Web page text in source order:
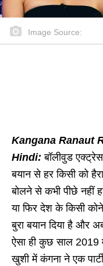
Image Source:
Kangana Ranaut
Hindi: बॉलीवुड
बयान से हर किसी को
बोलने से कभी पीछे नहीं
या फिर देश के किसी
बुरा बयान दिया है और
ऐसा ही कुछ साल 2019
खुशी में कंगना ने एक